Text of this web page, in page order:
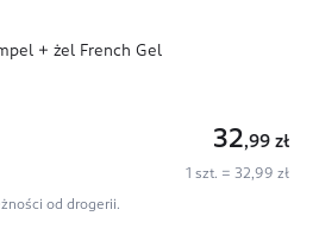
+ żel French Gel
32,99 zł
1 szt. = 32,99 zł
od drogerii.